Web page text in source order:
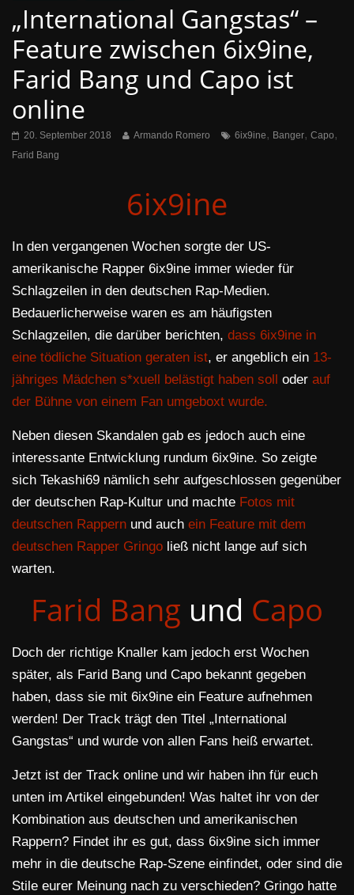
„International Gangstas“ –
Feature zwischen 6ix9ine,
Farid Bang und Capo ist
online
20. September 2018 Armando Romero 6ix9ine, Banger, Capo,
Farid Bang
6ix9ine
In den vergangenen Wochen sorgte der US-
amerikanische Rapper 6ix9ine immer wieder für
Schlagzeilen in den deutschen Rap-Medien.
Bedauerlicherweise waren es am häufigsten
Schlagzeilen, die darüber berichten, dass 6ix9ine in
eine tödliche Situation geraten ist, er angeblich ein 13-
jähriges Mädchen s*xuell belästigt haben soll oder auf
der Bühne von einem Fan umgeboxt wurde.
Neben diesen Skandalen gab es jedoch auch eine
interessante Entwicklung rundum 6ix9ine. So zeigte
sich Tekashi69 nämlich sehr aufgeschlossen gegenüber
der deutschen Rap-Kultur und machte Fotos mit
deutschen Rappern und auch ein Feature mit dem
deutschen Rapper Gringo ließ nicht lange auf sich
warten.
Farid Bang und Capo
Doch der richtige Knaller kam jedoch erst Wochen
später, als Farid Bang und Capo bekannt gegeben
haben, dass sie mit 6ix9ine ein Feature aufnehmen
werden! Der Track trägt den Titel „International
Gangstas“ und wurde von allen Fans heiß erwartet.
Jetzt ist der Track online und wir haben ihn für euch
unten im Artikel eingebunden! Was haltet ihr von der
Kombination aus deutschen und amerikanischen
Rappern? Findet ihr es gut, dass 6ix9ine sich immer
mehr in die deutsche Rap-Szene einfindet, oder sind die
Stile eurer Meinung nach zu verschieden? Gringo hatte